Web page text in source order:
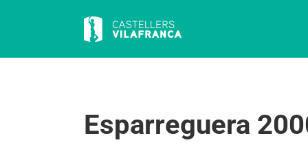
Esparreguera